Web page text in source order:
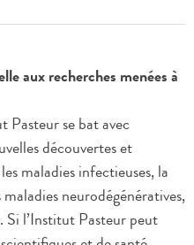
aux recherches menées à
Pasteur se bat avec
découvertes et
maladies infectieuses, la
neurodégénératives,
Si l’Institut Pasteur peut